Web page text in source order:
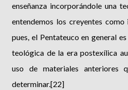
enseñanza incorporándole una
entendemos los creyentes
pues, el Pentateuco en general
teológica de la era postexílica
uso de materiales anteriores
determinar.[22]